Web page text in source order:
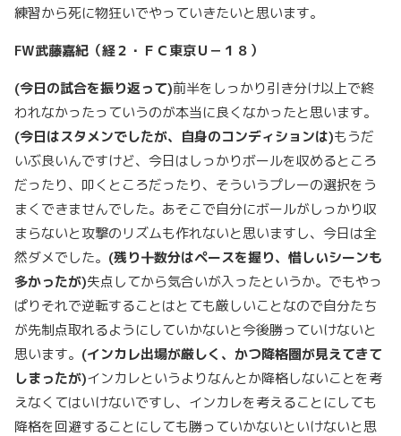
練習から死に物狂いでやっていきたいと思います。
FW武藤嘉紀（経２・ＦＣ東京Ｕ－１８）
(今日の試合を振り返って)前半をしっかり引き分け以上で終
われなかったっていうのが本当に良くなかったと思います。
(今日はスタメンでしたが、自身のコンディションは)もうだ
いぶ良いんですけど、今日はしっかりボールを収めるところ
だったり、叩くところだったり、そういうプレーの選択をう
まくできませんでした。あそこで自分にボールがしっかり収
まらないと攻撃のリズムも作れないと思いますし、今日は全
然ダメでした。 (残り十数分はペースを握り、惜しいシーンも
多かったが)失点してから気合いが入ったというか。でもやっ
ぱりそれで逆転することはとても厳しいことなので自分たち
が先制点取れるようにしていかないと今後勝っていけないと
思います。 (インカレ出場が厳しく、かつ降格圏が見えてきて
しまったが)インカレというよりなんとか降格しないことを考
えなくてはいけないですし、インカレを考えることにしても
降格を回避することにしても勝っていかないといけないと思